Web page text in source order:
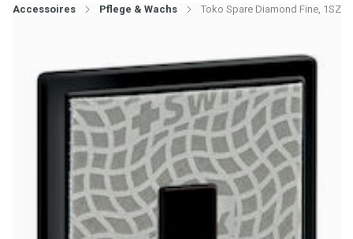
Accessoires Pflege & Wachs Toko Spare Diamond Fine, 1SZ